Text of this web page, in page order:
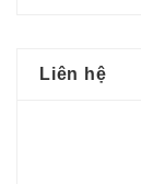
Liên hệ